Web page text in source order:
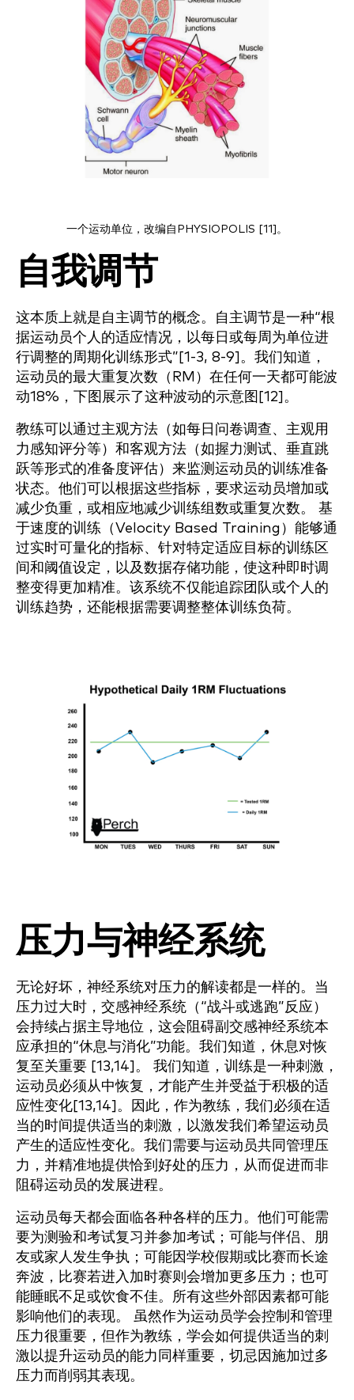
一个运动单位，改编自PHYSIOPOLIS [11]。
自我调节
这本质上就是自主调节的概念。自主调节是一种“根
据运动员个人的适应情况，以每日或每周为单位进
行调整的周期化训练形式”[1-3, 8-9]。我们知道，
运动员的最大重复次数（RM）在任何一天都可能波
动18%，下图展示了这种波动的示意图[12]。
教练可以通过主观方法（如每日问卷调查、主观用
力感知评分等）和客观方法（如握力测试、垂直跳
跃等形式的准备度评估）来监测运动员的训练准备
状态。他们可以根据这些指标，要求运动员增加或
减少负重，或相应地减少训练组数或重复次数。 基
于速度的训练（Velocity Based Training）能够通
过实时可量化的指标、针对特定适应目标的训练区
间和阈值设定，以及数据存储功能，使这种即时调
整变得更加精准。该系统不仅能追踪团队或个人的
训练趋势，还能根据需要调整整体训练负荷。
压力与神经系统
无论好坏，神经系统对压力的解读都是一样的。当
压力过大时，交感神经系统（“战斗或逃跑”反应）
会持续占据主导地位，这会阻碍副交感神经系统本
应承担的“休息与消化”功能。我们知道，休息对恢
复至关重要 [13,14]。 我们知道，训练是一种刺激，
运动员必须从中恢复，才能产生并受益于积极的适
应性变化[13,14]。因此，作为教练，我们必须在适
当的时间提供适当的刺激，以激发我们希望运动员
产生的适应性变化。我们需要与运动员共同管理压
力，并精准地提供恰到好处的压力，从而促进而非
阻碍运动员的发展进程。
运动员每天都会面临各种各样的压力。他们可能需
要为测验和考试复习并参加考试；可能与伴侣、朋
友或家人发生争执；可能因学校假期或比赛而长途
奔波，比赛若进入加时赛则会增加更多压力；也可
能睡眠不足或饮食不佳。所有这些外部因素都可能
影响他们的表现。 虽然作为运动员学会控制和管理
压力很重要，但作为教练，学会如何提供适当的刺
激以提升运动员的能力同样重要，切忌因施加过多
压力而削弱其表现。